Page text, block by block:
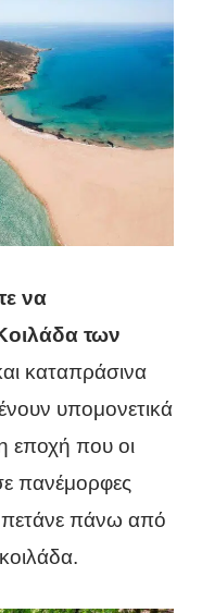
να
των
καταπράσινα
υπομονετικά
η εποχή που οι
πανέμορφες
πετάνε πάνω από